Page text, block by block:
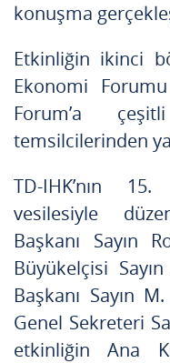
konuşma
Etkinliğin ikinci
Ekonomi
Forum’a
temsilcilerinden
TD-IHK’nın
vesilesiyle
Başkanı Sayın
Büyükelçisi
Başkanı Sayın
Genel Sekreteri
etkinliğin Ana